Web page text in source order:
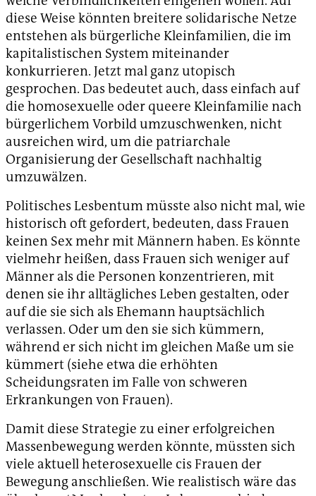
diese Weise könnten breitere solidarische Netze
entstehen als bürgerliche Kleinfamilien, die im
kapitalistischen System miteinander
konkurrieren. Jetzt mal ganz utopisch
gesprochen. Das bedeutet auch, dass einfach auf
die homosexuelle oder queere Kleinfamilie nach
bürgerlichem Vorbild umzuschwenken, nicht
ausreichen wird, um die patriarchale
Organisierung der Gesellschaft nachhaltig
umzuwälzen.
Politisches Lesbentum müsste also nicht mal, wie
historisch oft gefordert, bedeuten, dass Frauen
keinen Sex mehr mit Männern haben. Es könnte
vielmehr heißen, dass Frauen sich weniger auf
Männer als die Personen konzentrieren, mit
denen sie ihr alltägliches Leben gestalten, oder
auf die sie sich als Ehemann hauptsächlich
verlassen. Oder um den sie sich kümmern,
während er sich nicht im gleichen Maße um sie
kümmert (siehe etwa die erhöhten
Scheidungsraten im Falle von schweren
Erkrankungen von Frauen).
Damit diese Strategie zu einer erfolgreichen
Massenbewegung werden könnte, müssten sich
viele aktuell heterosexuelle cis Frauen der
Bewegung anschließen. Wie realistisch wäre das